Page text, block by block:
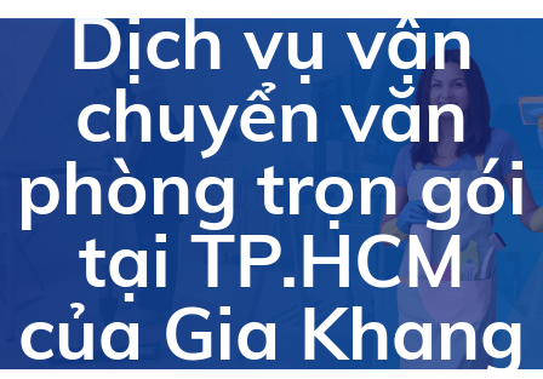
Dịch vụ vận
chuyển văn
phòng trọn gói
tại TP.HCM
của Gia Khang